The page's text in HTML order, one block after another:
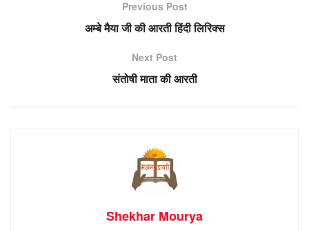
Previous Post
अम्बे मैया जी की आरती हिंदी लिरिक्स
Next Post
संतोषी माता की आरती
Shekhar Mourya